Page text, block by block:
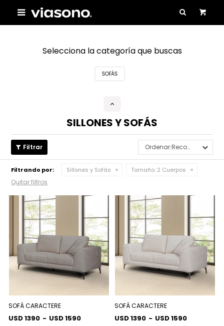

Selecciona la categoría que buscas
SOFÁS
SILLONES Y SOFÁS
Recomendados
Filtrando por: Sillones y Sofás Tamaño: 2 Cuerpos
Quitar filtros
SOFÁ CARACTERE
USD 1390 - USD 1590
SOFÁ CARACTERE
USD 1390 - USD 1590